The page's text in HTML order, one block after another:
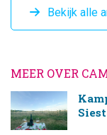
Bekijk alle
MEER OVER